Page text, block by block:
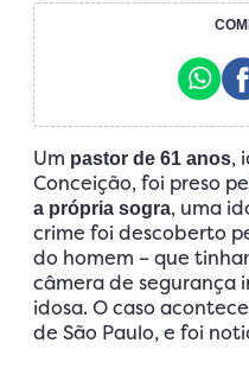
Um pastor de 61 anos,
Conceição, foi preso
a própria sogra, uma
crime foi descoberto
do homem – que
câmera de segurança
idosa. O caso
de São Paulo, e foi